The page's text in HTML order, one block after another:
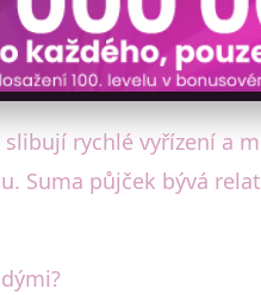
rychlé vyřízení a
Suma půjček bývá